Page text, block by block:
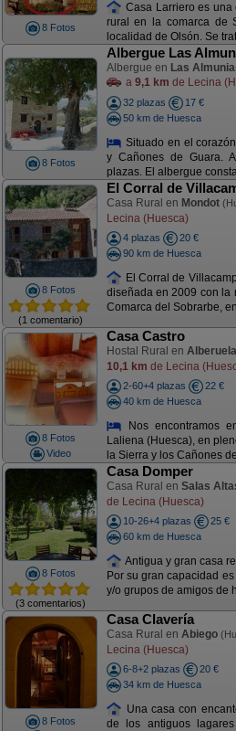
8 Fotos
Casa Larriero es una
rural en la comarca de
localidad de Olsón. Se
8 Fotos
Albergue Las
Albergue en Las
a 9,1 km de Lecina
32 plazas
17 €
50 km de Huesca
Situado en el
y Cañones de Guara.
plazas. El albergue
8 Fotos
(1 comentario)
El Corral de
Casa Rural en Mondot
Lecina (Huesca)
4 plazas
20 €
90 km de Huesca
El Corral de
diseñada en 2009 con la
Comarca del Sobrarbe,
8 Fotos
Video
Casa Castro
Hostal Rural en
10,1 km de Lecina
2-60+4 plazas
22 €
40 km de Huesca
Nos encontramos
Laliena (Huesca), en
la Sierra y los Cañones
8 Fotos
(3 comentarios)
Casa Domper
Casa Rural en Salas
de Lecina (Huesca)
10-26+4 plazas
25 €
60 km de Huesca
Antigua y gran casa
Por su gran capacidad
y/o grupos de amigos de
8 Fotos
Casa Clavería
Casa Rural en Abiego
Lecina (Huesca)
6-8+2 plazas
20 €
34 km de Huesca
Una casa con
de los antiguos